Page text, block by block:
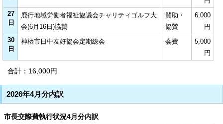
27
日
鹿行地域労働者福祉協議会チャリティゴルフ大
会(6月16日)協賛
賛助・
協賛
6,000
円
30
日
神栖市日中友好協会定期総会 会費
5,000
円
合計：16,000円
2026年4月分内訳
市長交際費執行状況4月分内訳